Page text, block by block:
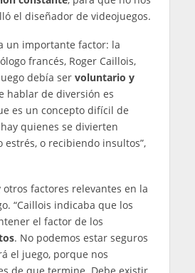
el diseñador de videojuegos.
un importante factor: la
francés, Roger Caillois,
debía ser voluntario y
hablar de diversión es
es un concepto difícil de
quienes se divierten
o recibiendo insultos”,
otros factores relevantes en la
“Caillois indicaba que los
el factor de los
. No podemos estar seguros
el juego, porque nos